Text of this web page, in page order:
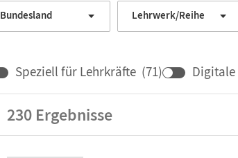
Bundesland Lehrwerk/Reihe
Speziell für Lehrkräfte (71)
230 Ergebnisse